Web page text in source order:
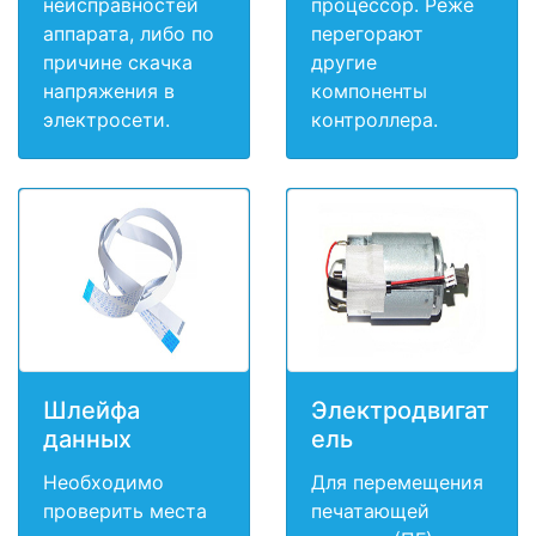
аппарата, либо по
причине скачка
напряжения в
электросети.
перегорают
другие
компоненты
контроллера.
Шлейфа
данных
Необходимо
проверить места
Электродвигат
ель
Для перемещения
печатающей